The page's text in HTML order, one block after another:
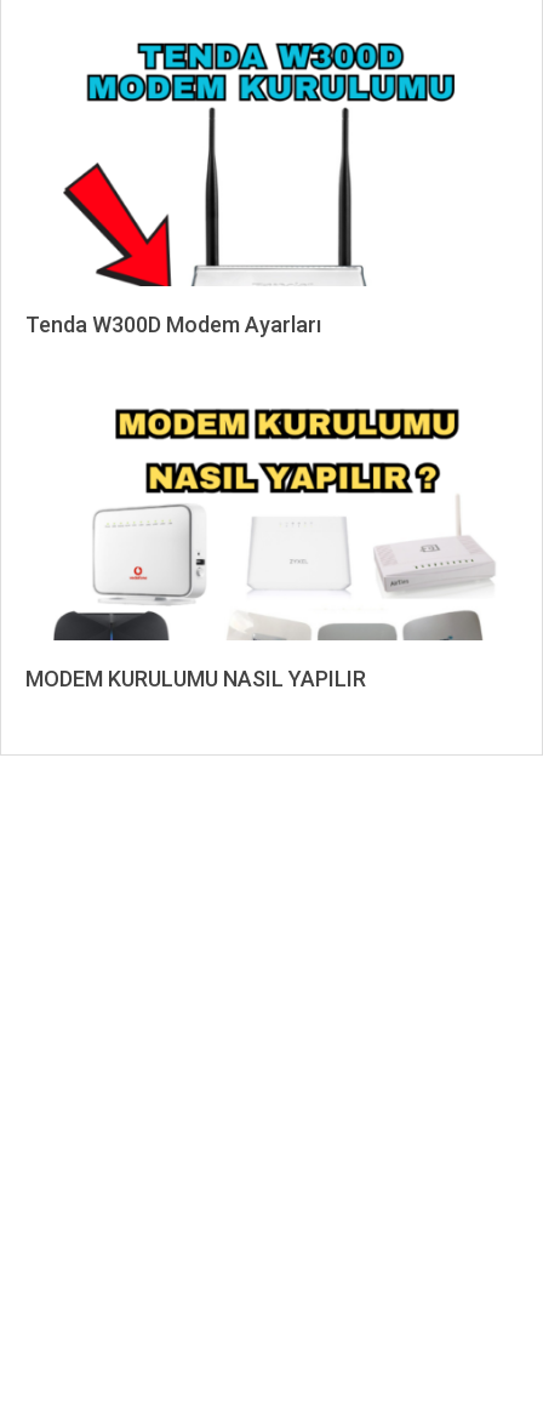
Tenda W300D Modem Ayarları
MODEM KURULUMU NASIL YAPILIR